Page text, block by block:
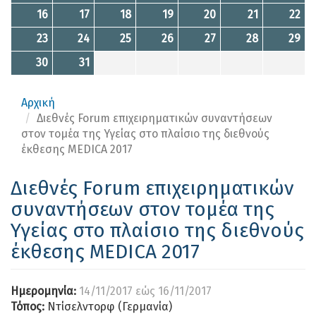
16
17 18 19 20 21
22
23
24 25 26 27 28
29
30
31
Αρχική
Διεθνές Forum επιχειρηματικών συναντήσεων
στον τομέα της Υγείας στο πλαίσιο της διεθνούς
έκθεσης MEDICA 2017
Διεθνές Forum επιχειρηματικών
συναντήσεων στον τομέα της
Υγείας στο πλαίσιο της διεθνούς
έκθεσης MEDICA 2017
Ημερομηνία: 14/11/2017 εώς 16/11/2017
Τόπος: Ντίσελντορφ (Γερμανία)